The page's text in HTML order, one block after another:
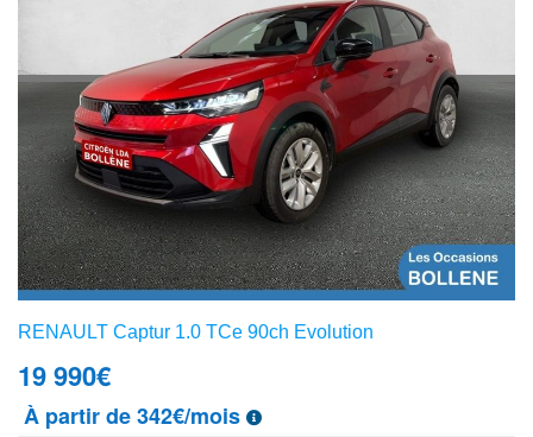
RENAULT Captur 1.0 TCe 90ch Evolution
19 990€
À partir de 342€/mois